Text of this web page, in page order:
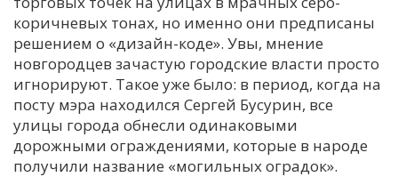
коричневых тонах, но именно они предписаны
решением о «дизайн-коде». Увы, мнение
новгородцев зачастую городские власти просто
игнорируют. Такое уже было: в период, когда на
посту мэра находился Сергей Бусурин, все
улицы города обнесли одинаковыми
дорожными ограждениями, которые в народе
получили название «могильных оградок».